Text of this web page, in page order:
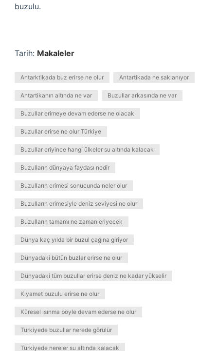
buzulu.
Tarih: Makaleler
Antarktikada buz erirse ne olur Antartikada ne saklanıyor
Antartikanın altında ne var Buzullar arkasında ne var
Buzullar erimeye devam ederse ne olacak
Buzullar erirse ne olur Türkiye
Buzullar eriyince hangi ülkeler su altında kalacak
Buzulların dünyaya faydası nedir
Buzulların erimesi sonucunda neler olur
Buzulların erimesiyle deniz seviyesi ne olur
Buzulların tamamı ne zaman eriyecek
Dünya kaç yılda bir buzul çağına giriyor
Dünyadaki bütün buzlar erirse ne olur
Dünyadaki tüm buzullar erirse deniz ne kadar yükselir
Kıyamet buzulu erirse ne olur
Küresel ısınma böyle devam ederse ne olur
Türkiyede buzullar nerede görülür
Türkiyede nereler su altında kalacak